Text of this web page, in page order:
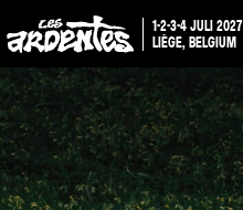
1-2-3-4 JULI 2027
LIÈGE, BELGIUM